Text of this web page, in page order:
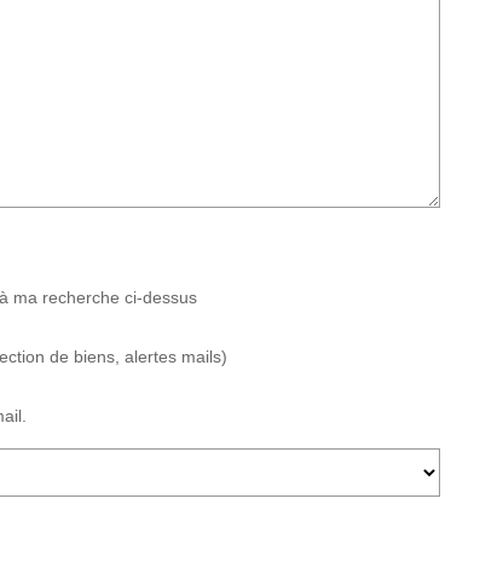
ma recherche ci-dessus
de biens, alertes mails)